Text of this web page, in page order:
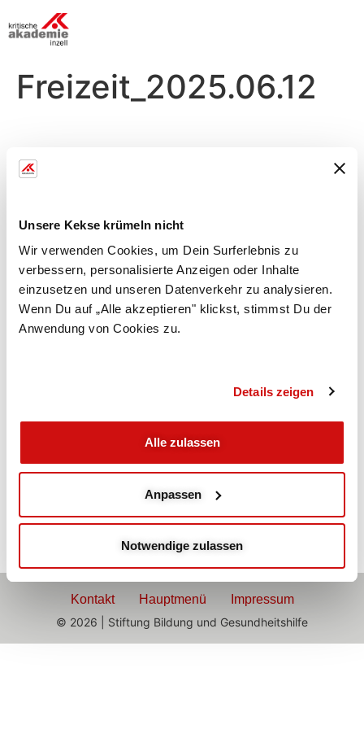
Unsere Kekse krümeln nicht
Wir verwenden Cookies, um Dein Surferlebnis zu
verbessern, personalisierte Anzeigen oder Inhalte
einzusetzen und unseren Datenverkehr zu analysieren.
Wenn Du auf „Alle akzeptieren" klickst, stimmst Du der
Anwendung von Cookies zu.
Details zeigen
Alle zulassen
Anpassen
Notwendige zulassen
Freizeit_2025.06.12
Rückenfit
mit Heidi S.
viel Wirbel um die Säule
mit Marvie
Kontakt Hauptmenü
Impressum
© 2026 | Stiftung Bildung und Gesundheitshilfe